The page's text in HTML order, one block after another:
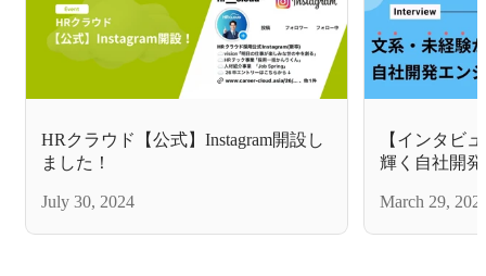
HRクラウド【公式】Instagram開設し
ました！
July 30, 2024
【インタビ
輝く自社開
March 29,